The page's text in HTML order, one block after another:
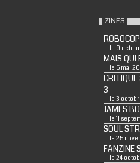
ZINES
le 9
MAIS QUI
le 5 mai
3
le 3
JAMES
le 11
SOUL
le 25
FANZINE
le 24